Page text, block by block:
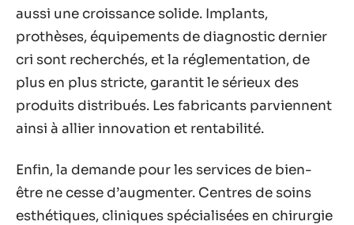
aussi une croissance solide. Implants,
prothèses, équipements de diagnostic dernier
cri sont recherchés, et la réglementation, de
plus en plus stricte, garantit le sérieux des
produits distribués. Les fabricants parviennent
ainsi à allier innovation et rentabilité.
Enfin, la demande pour les services de bien-
être ne cesse d’augmenter. Centres de soins
esthétiques, cliniques spécialisées en chirurgie